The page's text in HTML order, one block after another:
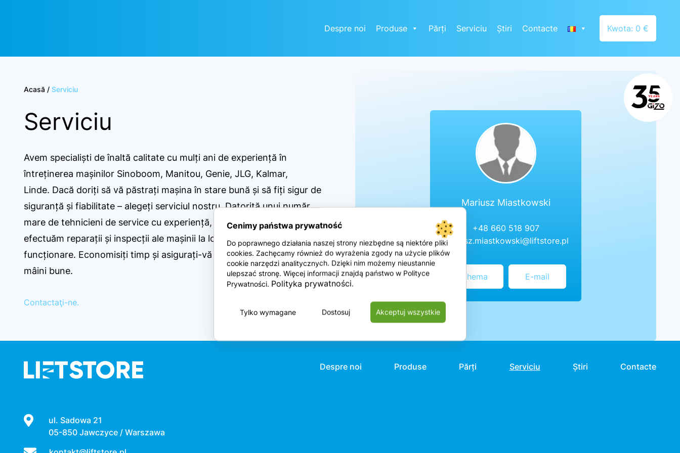
Kwota: 0 €
Despre noi Produse Părți Serviciu Știri Contacte
Acasă / Serviciu
Serviciu
Avem specialiști de înaltă calitate cu mulți ani de experiență în
întreținerea mașinilor Sinoboom, Manitou, Genie, JLG, Kalmar,
Linde. Dacă doriți să vă păstrați mașina în stare bună și să fiți sigur de
siguranță și fiabilitate – alegeți serviciul nostru. Datorită unui număr
mare de tehnicieni de service cu experiență, suntem capabili să
efectuăm reparații și inspecții ale mașinii la locul de
funcționare. Economisiți timp și asigurați-vă că mașina dvs. este pe
mâini bune.
Contactaţi-ne.
Mariusz Miastkowski
+48 660 518 907
mariusz.miastkowski@liftstore.pl
Chema E-mail
Despre noi Produse Părți Serviciu Știri Contacte
ul. Sadowa 21
05-850 Jawczyce / Warszawa
Cenimy państwa prywatność
Do poprawnego działania naszej strony niezbędne są niektóre pliki
cookies. Zachęcamy również do wyrażenia zgody na użycie plików
cookie narzędzi analitycznych. Dzięki nim możemy nieustannie
ulepszać stronę. Więcej informacji znajdą państwo w Polityce
Prywatności. Polityka prywatności.
Dostosuj
Tylko wymagane Akceptuj wszystkie